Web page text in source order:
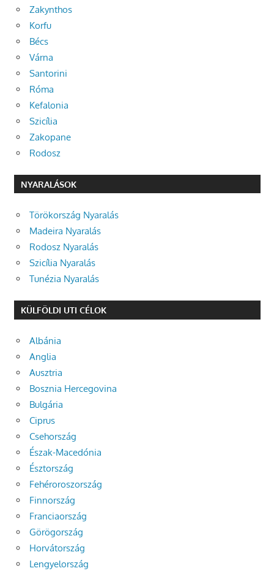
Zakynthos
Korfu
Bécs
Várna
Santorini
Róma
Kefalonia
Szicília
Zakopane
Rodosz
NYARALÁSOK
Törökország Nyaralás
Madeira Nyaralás
Rodosz Nyaralás
Szicília Nyaralás
Tunézia Nyaralás
KÜLFÖLDI UTI CÉLOK
Albánia
Anglia
Ausztria
Bosznia Hercegovina
Bulgária
Ciprus
Csehország
Észak-Macedónia
Észtország
Fehéroroszország
Finnország
Franciaország
Görögország
Horvátország
Lengyelország